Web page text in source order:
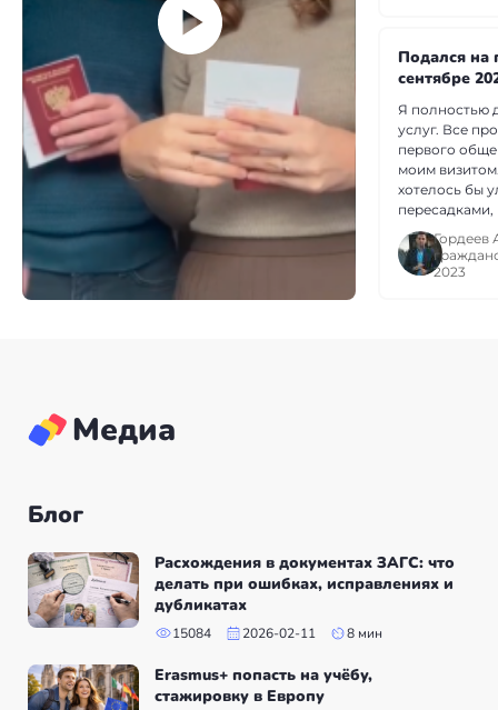
Подался на
сентябре
Я полностью
услуг. Все
первого
моим
хотелось бы
не можете
Гордеев
2023
Медиа
Блог
Расхождения в документах ЗАГС: что
делать при ошибках, исправлениях и
дубликатах
15084 2026-02-11 8 мин
Erasmus+ попасть на учёбу,
стажировку в Европу